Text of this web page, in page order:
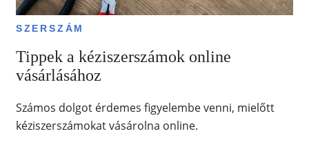
SZERSZÁM
Tippek a kéziszerszámok online
vásárlásához
Számos dolgot érdemes figyelembe venni, mielőtt
kéziszerszámokat vásárolna online.